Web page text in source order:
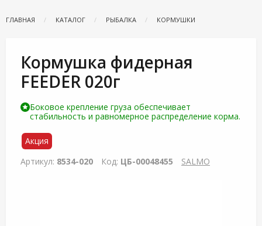
ГЛАВНАЯ КАТАЛОГ РЫБАЛКА КОРМУШКИ
Кормушка фидерная
FEEDER 020г
Боковое крепление груза обеспечивает
стабильность и равномерное распределение корма.
Акция
Артикул: 8534-020 Код: ЦБ-00048455 SALMO